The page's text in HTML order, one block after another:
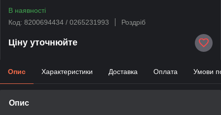
В наявності
Код: 8200694434 / 0265231993
Роздріб
Ціну уточнюйте
Опис Характеристики Доставка Оплата Умови
Опис